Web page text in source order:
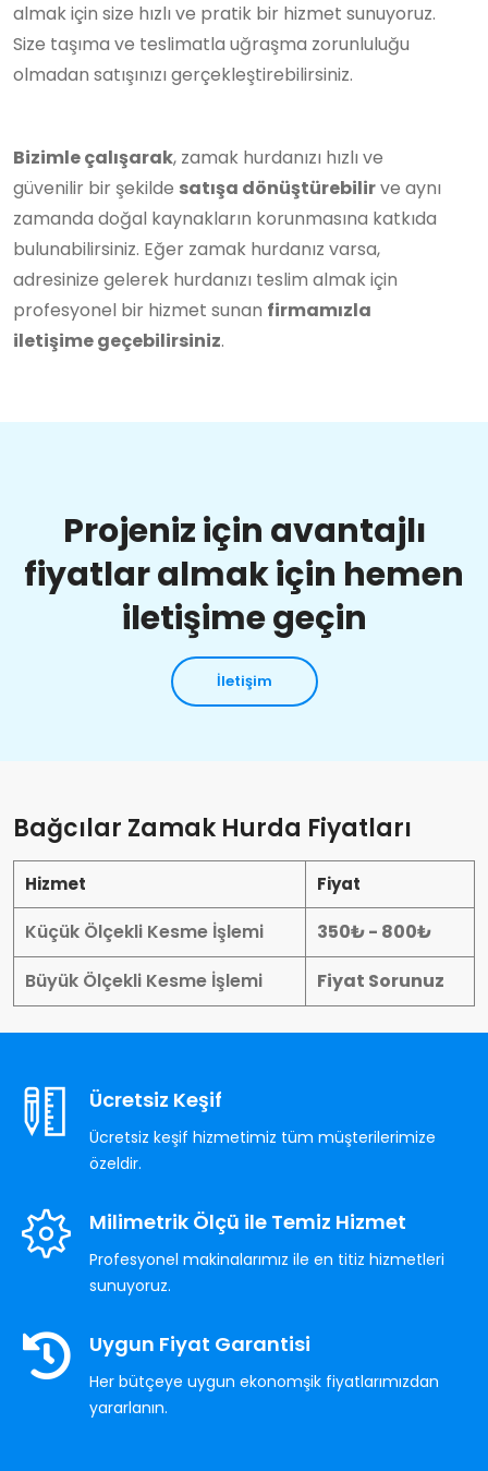
almak için size hızlı ve pratik bir hizmet sunuyoruz.
Size taşıma ve teslimatla uğraşma zorunluluğu
olmadan satışınızı gerçekleştirebilirsiniz.
Bizimle çalışarak, zamak hurdanızı hızlı ve
güvenilir bir şekilde satışa dönüştürebilirve aynı
zamanda doğal kaynakların korunmasına katkıda
bulunabilirsiniz. Eğer zamak hurdanız varsa,
adresinize gelerek hurdanızı teslim almak için
profesyonel bir hizmet sunan firmamızla
iletişime geçebilirsiniz.
Projeniz için avantajlı
fiyatlar almak için hemen
iletişime geçin
İletişim
Bağcılar Zamak Hurda Fiyatları
Hizmet Fiyat
Küçük Ölçekli Kesme İşlemi
350₺ - 800₺
Büyük Ölçekli Kesme İşlemi
Fiyat Sorunuz
Ücretsiz Keşif
Ücretsiz keşif hizmetimiz tüm müşterilerimize
özeldir.
Milimetrik Ölçü ile Temiz Hizmet
Profesyonel makinalarımız ile en titiz hizmetleri
sunuyoruz.
Uygun Fiyat Garantisi
Her bütçeye uygun ekonomşik fiyatlarımızdan
yararlanın.